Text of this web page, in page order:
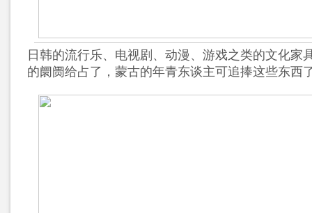
日韩的流行乐、电视剧、动漫、游戏之类的文化家
的阛阓给占了，蒙古的年青东谈主可追捧这些东西